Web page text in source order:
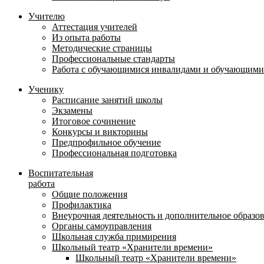
Учителю
Аттестация учителей
Из опыта работы
Методические страницы
Профессиональные стандарты
Работа с обучающимися инвалидами и
Ученику
Расписание занятий школы
Экзамены
Итоговое сочинение
Конкурсы и викторины
Предпрофильное обучение
Профессиональная подготовка
Воспитательная
работа
Общие положения
Профилактика
Внеурочная деятельность и дополнительное
Органы самоуправления
Школьная служба примирения
Школьный театр «Хранители времени»
Школьный театр «Хранители времени»